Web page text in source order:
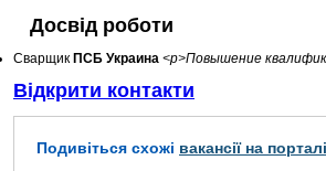
Досвід роботи
Сварщик ПСБ Украина <p>Повышение
Відкрити контакти
Подивіться схожі вакансії на